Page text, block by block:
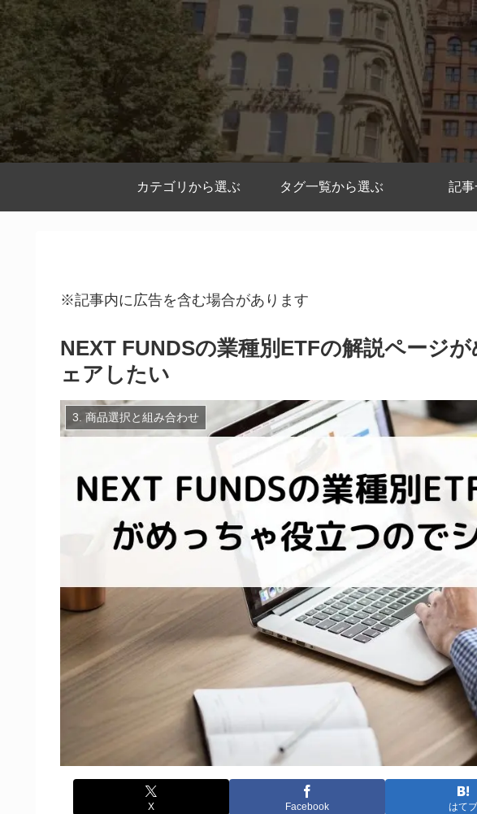
カテゴリから選ぶ タグ一覧から選ぶ 記事
※記事内に広告を含む場合があります
NEXT FUNDSの業種別ETFの解説ページ
ェアしたい
3. 商品選択と組み合わせ
X Facebook はてブ